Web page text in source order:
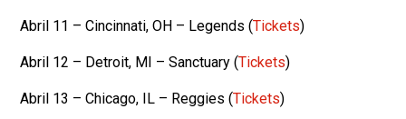
Abril 11 – Cincinnati, OH – Legends (Tickets)
Abril 12 – Detroit, MI – Sanctuary (Tickets)
Abril 13 – Chicago, IL – Reggies (Tickets)